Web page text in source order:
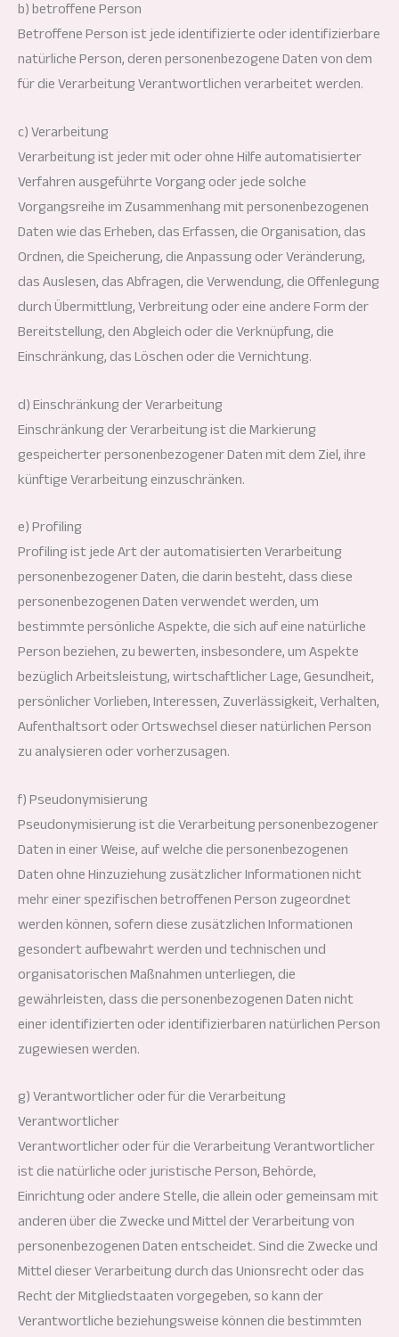
b) betroffene Person
Betroffene Person ist jede identifizierte oder identifizierbare
natürliche Person, deren personenbezogene Daten von dem
für die Verarbeitung Verantwortlichen verarbeitet werden.
c) Verarbeitung
Verarbeitung ist jeder mit oder ohne Hilfe automatisierter
Verfahren ausgeführte Vorgang oder jede solche
Vorgangsreihe im Zusammenhang mit personenbezogenen
Daten wie das Erheben, das Erfassen, die Organisation, das
Ordnen, die Speicherung, die Anpassung oder Veränderung,
das Auslesen, das Abfragen, die Verwendung, die Offenlegung
durch Übermittlung, Verbreitung oder eine andere Form der
Bereitstellung, den Abgleich oder die Verknüpfung, die
Einschränkung, das Löschen oder die Vernichtung.
d) Einschränkung der Verarbeitung
Einschränkung der Verarbeitung ist die Markierung
gespeicherter personenbezogener Daten mit dem Ziel, ihre
künftige Verarbeitung einzuschränken.
e) Profiling
Profiling ist jede Art der automatisierten Verarbeitung
personenbezogener Daten, die darin besteht, dass diese
personenbezogenen Daten verwendet werden, um
bestimmte persönliche Aspekte, die sich auf eine natürliche
Person beziehen, zu bewerten, insbesondere, um Aspekte
bezüglich Arbeitsleistung, wirtschaftlicher Lage, Gesundheit,
persönlicher Vorlieben, Interessen, Zuverlässigkeit, Verhalten,
Aufenthaltsort oder Ortswechsel dieser natürlichen Person
zu analysieren oder vorherzusagen.
f) Pseudonymisierung
Pseudonymisierung ist die Verarbeitung personenbezogener
Daten in einer Weise, auf welche die personenbezogenen
Daten ohne Hinzuziehung zusätzlicher Informationen nicht
mehr einer spezifischen betroffenen Person zugeordnet
werden können, sofern diese zusätzlichen Informationen
gesondert aufbewahrt werden und technischen und
organisatorischen Maßnahmen unterliegen, die
gewährleisten, dass die personenbezogenen Daten nicht
einer identifizierten oder identifizierbaren natürlichen Person
zugewiesen werden.
g) Verantwortlicher oder für die Verarbeitung
Verantwortlicher
Verantwortlicher oder für die Verarbeitung Verantwortlicher
ist die natürliche oder juristische Person, Behörde,
Einrichtung oder andere Stelle, die allein oder gemeinsam mit
anderen über die Zwecke und Mittel der Verarbeitung von
personenbezogenen Daten entscheidet. Sind die Zwecke und
Mittel dieser Verarbeitung durch das Unionsrecht oder das
Recht der Mitgliedstaaten vorgegeben, so kann der
Verantwortliche beziehungsweise können die bestimmten